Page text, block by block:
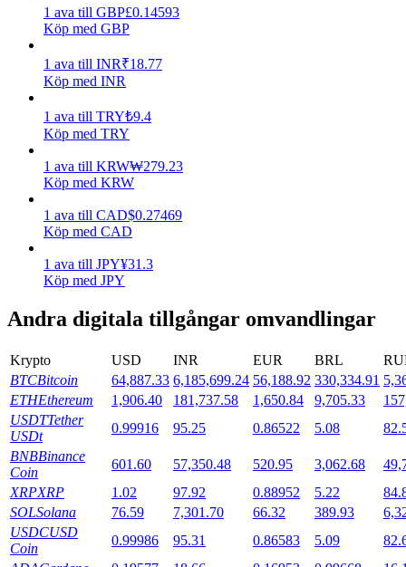
Tjäna konkurrenskraftiga belöningar dagligen
Utsättning
Hög avkastning och omedelbar tillgång
Launchpool
Flexibel insats för att tjäna populära tokens
1 ava till GBP£0.14593
Köp med GBP
1 ava till INR₹18.77
Köp med INR
1 ava till TRY₺9.4
Köp med TRY
1 ava till KRW₩279.23
Köp med KRW
1 ava till CAD$0.27469
Köp med CAD
1 ava till JPY¥31.3
Köp med JPY
Andra digitala tillgångar omvandlingar
Krypto USD INR EUR BRL
BTCBitcoin 64,887.33 6,185,699.24 56,188.92 330,334.91
ETHEthereum 1,906.40 181,737.58 1,650.84 9,705.33
USDTTether
USDt
0.99916 95.25 0.86522 5.08
BNBBinance
Coin
601.60 57,350.48 520.95 3,062.68
XRPXRP 1.02 97.92 0.88952 5.22
SOLSolana 76.59 7,301.70 66.32 389.93
USDCUSD
Coin
0.99986 95.31 0.86583 5.09